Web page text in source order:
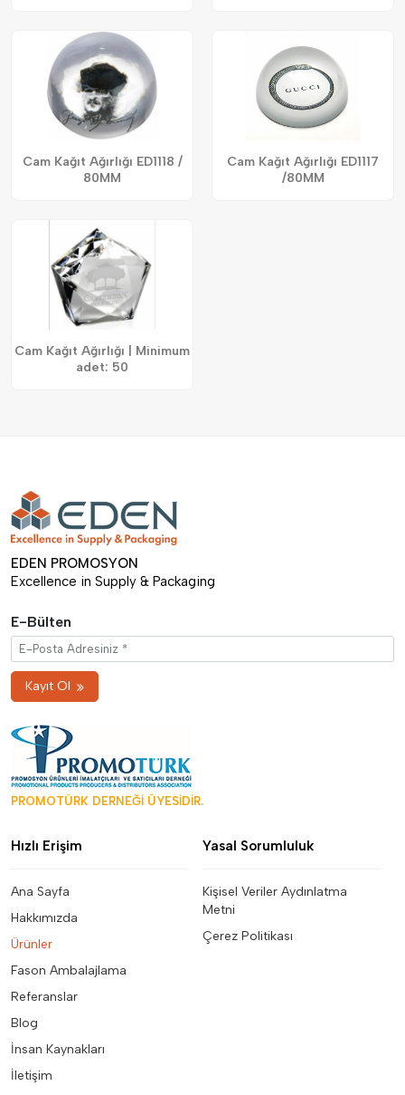
Cam Kağıt Ağırlığı ED1118 /
80MM
Cam Kağıt Ağırlığı ED1117
/80MM
Cam Kağıt Ağırlığı | Minimum
adet: 50
EDEN PROMOSYON
Excellence in Supply & Packaging
E-Bülten
Kayıt Ol
PROMOTÜRK DERNEĞİ ÜYESİDİR.
Hızlı Erişim
Ana Sayfa
Hakkımızda
Ürünler
Fason Ambalajlama
Referanslar
Blog
İnsan Kaynakları
İletişim
Yasal Sorumluluk
Kişisel Veriler Aydınlatma
Metni
Çerez Politikası